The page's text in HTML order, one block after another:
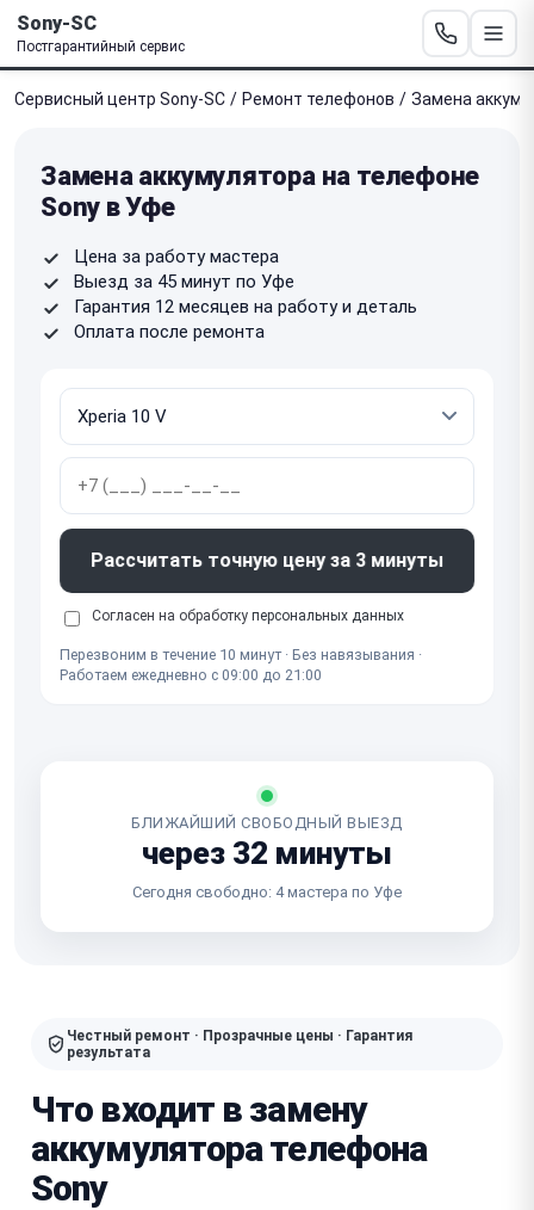
Sony-SC
Постгарантийный сервис
Сервисный центр Sony-SC / Ремонт телефонов / Замена
Замена аккумулятора на телефоне
Sony в Уфе
Цена за работу мастера
Выезд за 45 минут по Уфе
Гарантия 12 месяцев на работу и деталь
Оплата после ремонта
Рассчитать точную цену за 3 минуты
Согласен на обработку персональных данных
Перезвоним в течение 10 минут · Без навязывания ·
Работаем ежедневно с 09:00 до 21:00
БЛИЖАЙШИЙ СВОБОДНЫЙ ВЫЕЗД
через 32 минуты
Сегодня свободно: 4 мастера по Уфе
Честный ремонт · Прозрачные цены · Гарантия
результата
Что входит в замену
аккумулятора телефона
Sony